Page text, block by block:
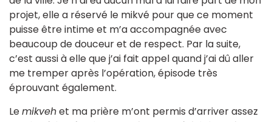
projet, elle a réservé le mikvé pour que ce moment
puisse être intime et m’a accompagnée avec
beaucoup de douceur et de respect. Par la suite,
c’est aussi à elle que j’ai fait appel quand j’ai dû aller
me tremper après l’opération, épisode très
éprouvant également.
Lemikvehet ma prière m’ont permis d’arriver assez